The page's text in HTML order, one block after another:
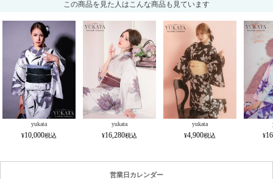
この商品を見た人はこんな商品も見ています
yukata
10,000
yukata
16,280
yukata
4,900
営業日カレンダー